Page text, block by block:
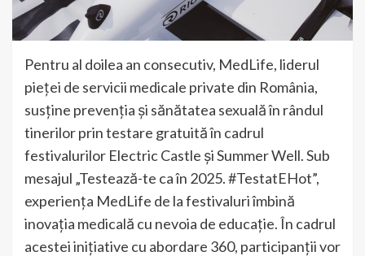
Pentru al doilea an consecutiv, MedLife, liderul
pieței de servicii medicale private din România,
susține prevenția și sănătatea sexuală în rândul
tinerilor prin testare gratuită în cadrul
festivalurilor Electric Castle și Summer Well. Sub
mesajul „Testează-te ca în 2025. #TestatEHot”,
experiența MedLife de la festivaluri îmbină
inovația medicală cu nevoia de educație. În cadrul
acestei inițiative cu abordare 360, participanții vor